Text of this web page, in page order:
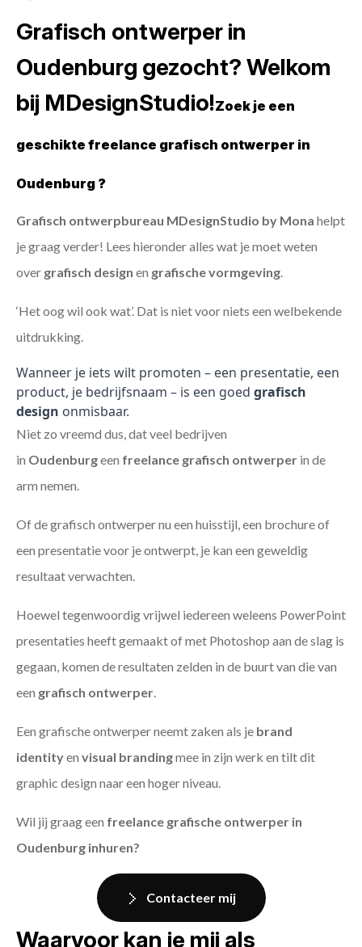
Grafisch ontwerper in
Oudenburg gezocht? Welkom
bij MDesignStudio!Zoek je een
geschikte freelance grafisch ontwerper in
Oudenburg ?
Grafisch ontwerpbureau MDesignStudio by Mona helpt
je graag verder! Lees hieronder alles wat je moet weten
over grafisch design en grafische vormgeving
‘Het oog wil ook wat’. Dat is niet voor niets een welbekende
uitdrukking.
Wanneer je iets wilt promoten – een presentatie, een
product, je bedrijfsnaam – is een goed grafisch
design onmisbaar.
Niet zo vreemd dus, dat veel bedrijven
in Oudenburgeen freelance grafisch ontwerper in de
arm nemen.
Of de grafisch ontwerper nu een huisstijl, een brochure of
een presentatie voor je ontwerpt, je kan een geweldig
resultaat verwachten.
Hoewel tegenwoordig vrijwel iedereen weleens PowerPoint
presentaties heeft gemaakt of met Photoshop aan de slag is
gegaan, komen de resultaten zelden in de buurt van die van
een grafisch ontwerper
Een grafische ontwerper neemt zaken als je brand
identityen visual brandingmee in zijn werk en tilt dit
graphic design naar een hoger niveau.
Wil jij graag een freelance grafische ontwerper in
Oudenburg inhuren?
Contacteer mij
Waarvoor kan je mij als